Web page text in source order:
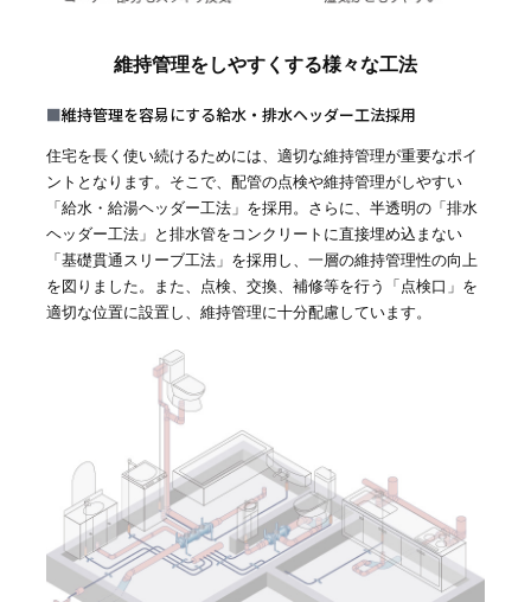
維持管理をしやすくする様々な工法
■維持管理を容易にする給水・排水ヘッダー工法採用
住宅を長く使い続けるためには、適切な維持管理が重要なポイ
ントとなります。そこで、配管の点検や維持管理がしやすい
「給水・給湯ヘッダー工法」を採用。さらに、半透明の「排水
ヘッダー工法」と排水管をコンクリートに直接埋め込まない
「基礎貫通スリーブ工法」を採用し、一層の維持管理性の向上
を図りました。また、点検、交換、補修等を行う「点検口」を
適切な位置に設置し、維持管理に十分配慮しています。